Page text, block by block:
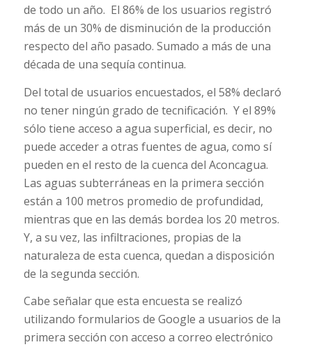
de todo un año. El 86% de los usuarios registró
más de un 30% de disminución de la producción
respecto del año pasado. Sumado a más de una
década de una sequía continua.
Del total de usuarios encuestados, el 58% declaró
no tener ningún grado de tecnificación. Y el 89%
sólo tiene acceso a agua superficial, es decir, no
puede acceder a otras fuentes de agua, como sí
pueden en el resto de la cuenca del Aconcagua.
Las aguas subterráneas en la primera sección
están a 100 metros promedio de profundidad,
mientras que en las demás bordea los 20 metros.
Y, a su vez, las infiltraciones, propias de la
naturaleza de esta cuenca, quedan a disposición
de la segunda sección.
Cabe señalar que esta encuesta se realizó
utilizando formularios de Google a usuarios de la
primera sección con acceso a correo electrónico